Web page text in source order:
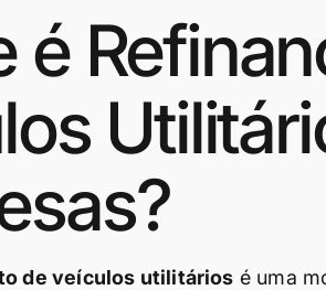
é
de veículos utilitários é uma